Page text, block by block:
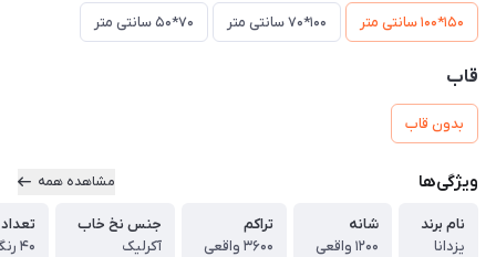
150*100 سانتی متر 100*70 سانتی متر 70*50 سانتی متر
قاب
بدون قاب
ویژگی‌ها مشاهده همه
نام برند
یزدانا
شانه
1200 واقعی
تراکم
3600 واقعی
جنس نخ خاب
آکرلیک
40 رنگ واقعی